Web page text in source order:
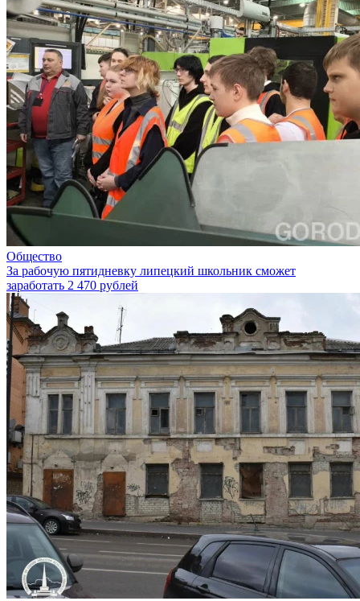
Общество
За рабочую пятидневку липецкий школьник сможет
заработать 2 470 рублей